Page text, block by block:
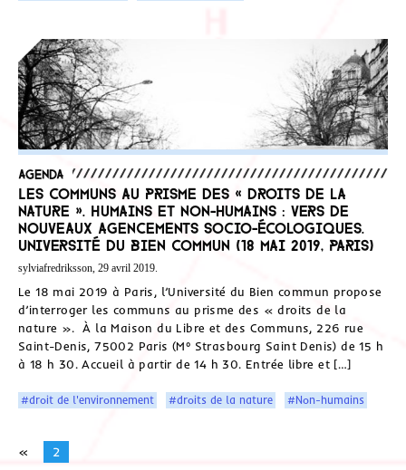
Agenda
Les communs au prisme des « droits de la
nature ». Humains et non-humains : vers de
nouveaux agencements socio-écologiques.
Université du Bien commun (18 mai 2019, Paris)
sylviafredriksson, 29 avril 2019.
Le 18 mai 2019 à Paris, l’Université du Bien commun propose
d’interroger les communs au prisme des « droits de la
nature ». À la Maison du Libre et des Communs, 226 rue
Saint-Denis, 75002 Paris (M° Strasbourg Saint Denis) de 15 h
à 18 h 30. Accueil à partir de 14 h 30. Entrée libre et […]
#droit de l'environnement #droits de la nature #Non-humains
« 2